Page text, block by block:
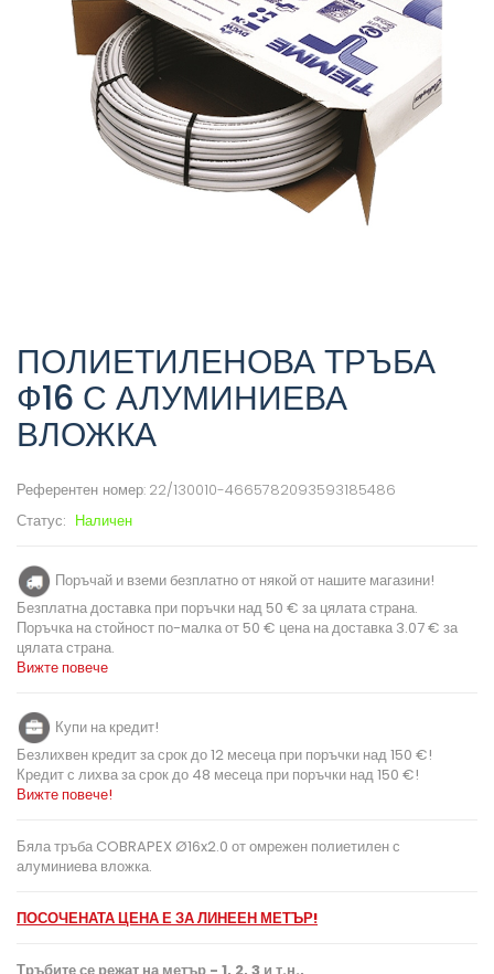
ПОЛИЕТИЛЕНОВА ТРЪБА
Ф16 С АЛУМИНИЕВА
ВЛОЖКА
Референтен номер: 22/130010-4665782093593185486
Статус: Наличен
Поръчай и вземи безплатно от някой от нашите магазини!
Безплатна доставка при поръчки над 50 € за цялата страна.
Поръчка на стойност по-малка от 50 € цена на доставка 3.07 € за
цялата страна.
Вижте повече
Купи на кредит!
Безлихвен кредит за срок до 12 месеца при поръчки над 150 €!
Кредит с лихва за срок до 48 месеца при поръчки над 150 €!
Вижте повече!
Бяла тръба COBRAPEX Ø16x2.0 от омрежен полиетилен с
алуминиева вложка.
ПОСОЧЕНАТА ЦЕНА Е ЗА ЛИНЕЕН МЕТЪР!